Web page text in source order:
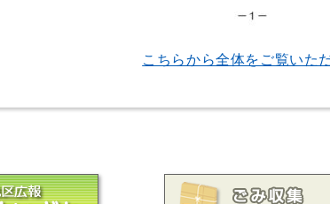
こちらから全体をご覧いた